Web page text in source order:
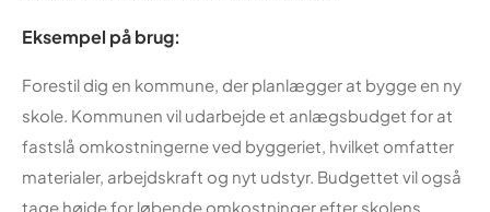
Eksempel på brug:
Forestil dig en kommune, der planlægger at bygge en ny
skole. Kommunen vil udarbejde et anlægsbudget for at
fastslå omkostningerne ved byggeriet, hvilket omfatter
materialer, arbejdskraft og nyt udstyr. Budgettet vil også
tage højde for løbende omkostninger efter skolens